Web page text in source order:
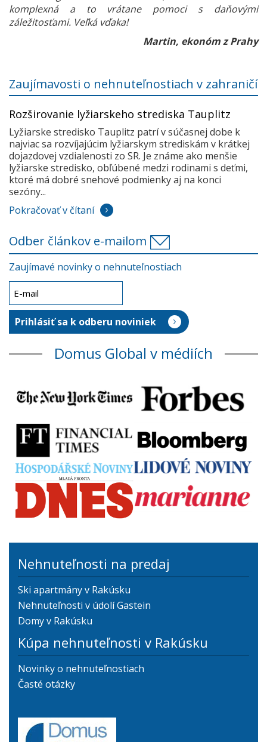
komplexná a to vrátane pomoci s daňovými
záležitosťami. Veľká vďaka!
Martin, ekonóm z Prahy
Zaujímavosti o nehnuteľnostiach v zahraničí
Rozširovanie lyžiarskeho strediska Tauplitz
Lyžiarske stredisko Tauplitz patrí v súčasnej dobe k
najviac sa rozvíjajúcim lyžiarskym strediskám v krátkej
dojazdovej vzdialenosti zo SR. Je známe ako menšie
lyžiarske stredisko, obľúbené medzi rodinami s deťmi,
ktoré má dobré snehové podmienky aj na konci
sezóny...
Pokračovať v čítaní
Odber článkov e-mailom
Zaujímavé novinky o nehnuteľnostiach
Domus Global v médiích
Nehnuteľnosti na predaj
Ski apartmány v Rakúsku
Nehnuteľnosti v údolí Gastein
Domy v Rakúsku
Kúpa nehnuteľnosti v Rakúsku
Novinky o nehnuteľnostiach
Časté otázky